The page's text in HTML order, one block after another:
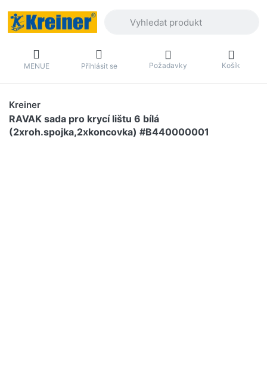
MENUE Přihlásit se Požadavky Košík
Kreiner
RAVAK sada pro krycí lištu 6 bílá
(2xroh.spojka,2xkoncovka) #B440000001